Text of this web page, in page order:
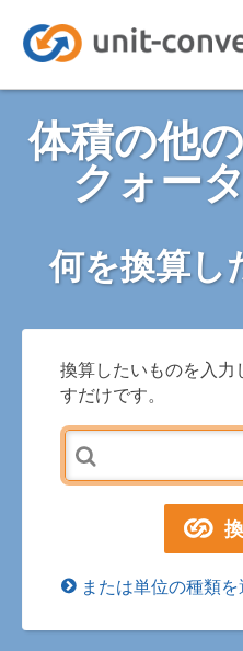
体積の他
クォー
何を換算し
換算したいものを入力
すだけです。
または単位の種類